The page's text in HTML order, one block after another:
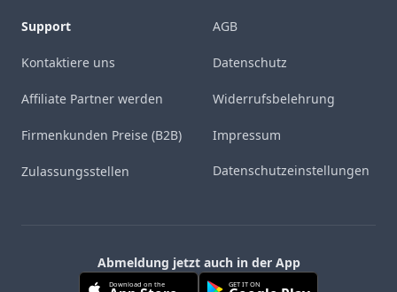
Support
Kontaktiere uns
Affiliate Partner werden
Firmenkunden Preise (B2B)
Zulassungsstellen
AGB
Datenschutz
Widerrufsbelehrung
Impressum
Datenschutzeinstellungen
Abmeldung jetzt auch in der App
Download on the GET IT ON